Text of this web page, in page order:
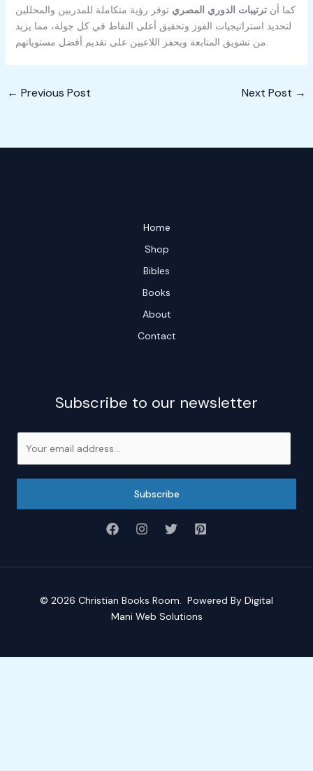
كما أنترتيبات الدوري المصري توفر رؤية متكاملة للمدربين والمحللين
لتحديد استراتيجيات الفوز وتحقيق أعلى النقاط في كل جولة، مما يزيد
من تشويق المتابعة ويحفز اللاعبين على تقديم أفضل مستوياتهم.
← Previous Post Next Post →
Home
Shop
Bibles
Books
About
Contact
Subscribe to our newsletter
Subscribe
© 2026 Christian Books Room. Powered By Digital
Mani Web Solutions